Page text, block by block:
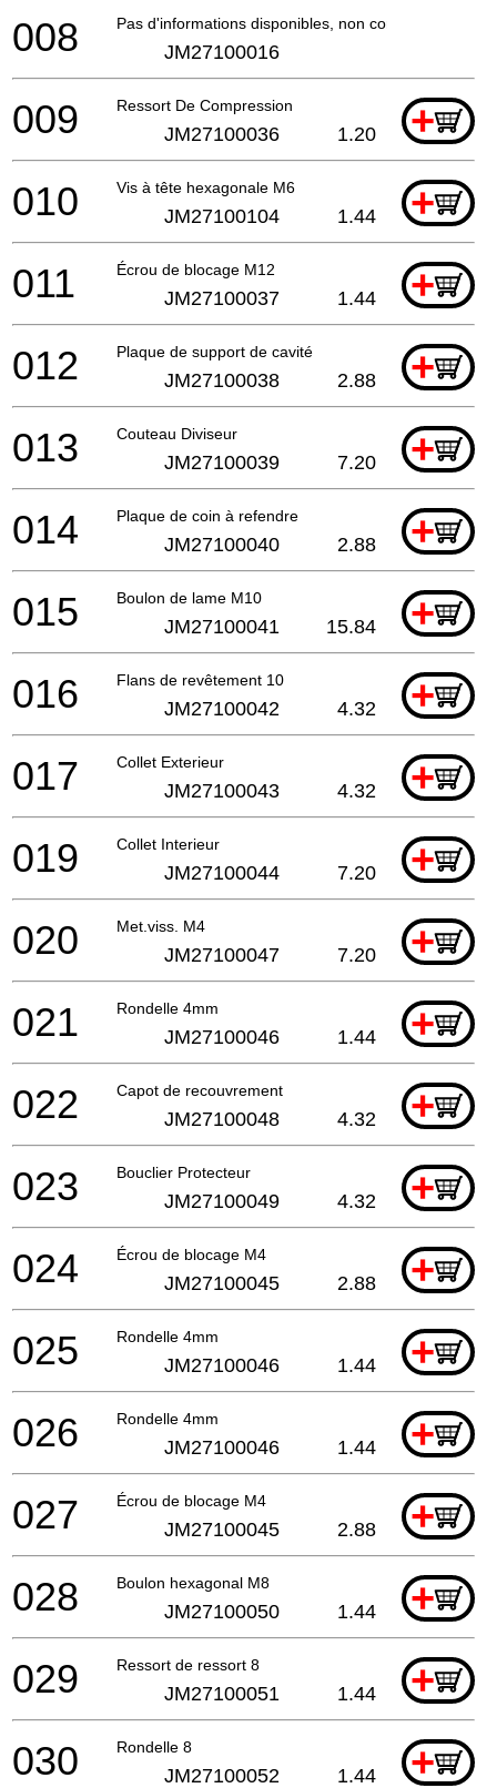
Pas d'informations disponibles, non commandable
008 JM27100016
Ressort De Compression +
009 JM27100036 1.20
Vis à tête hexagonale M6 +
010 JM27100104 1.44
Écrou de blocage M12 +
011 JM27100037 1.44
Plaque de support de cavité +
012 JM27100038 2.88
Couteau Diviseur +
013 JM27100039 7.20
Plaque de coin à refendre +
014 JM27100040 2.88
Boulon de lame M10 +
015 JM27100041 15.84
Flans de revêtement 10 +
016 JM27100042 4.32
Collet Exterieur +
017 JM27100043 4.32
Collet Interieur +
019 JM27100044 7.20
Met.viss. M4 +
020 JM27100047 7.20
Rondelle 4mm +
021 JM27100046 1.44
Capot de recouvrement +
022 JM27100048 4.32
Bouclier Protecteur +
023 JM27100049 4.32
Écrou de blocage M4 +
024 JM27100045 2.88
Rondelle 4mm +
025 JM27100046 1.44
Rondelle 4mm +
026 JM27100046 1.44
Écrou de blocage M4 +
027 JM27100045 2.88
Boulon hexagonal M8 +
028 JM27100050 1.44
Ressort de ressort 8 +
029 JM27100051 1.44
Rondelle 8 +
030 JM27100052 1.44